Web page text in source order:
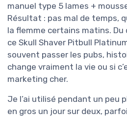
manuel type 5 lames +
Résultat : pas mal de temps,
la flemme certains matins. Du
ce Skull Shaver Pitbull
souvent passer les pubs,
change vraiment la vie ou si
marketing cher.
Je l’ai utilisé pendant un peu
en gros un jour sur deux,